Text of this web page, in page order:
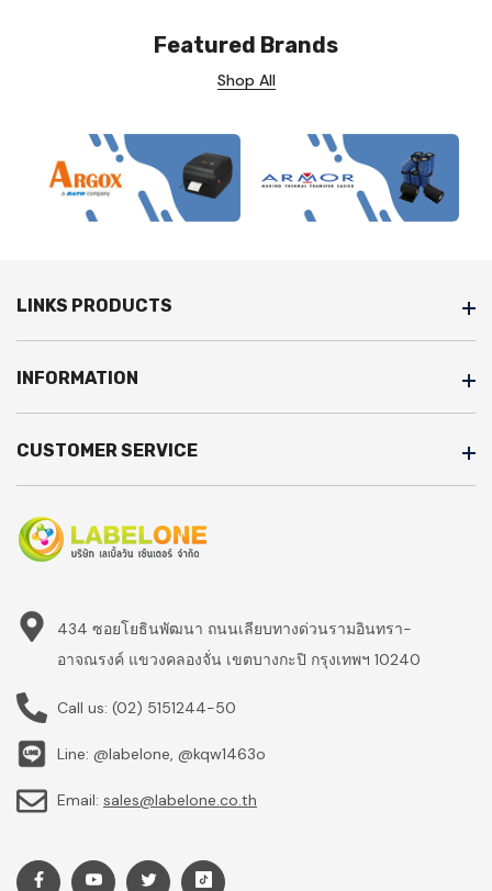
Featured Brands
Shop All
LINKS PRODUCTS
INFORMATION
CUSTOMER SERVICE
434 ซอยโยธินพัฒนา ถนนเลียบทางด่วนรามอินทรา-
อาจณรงค์ แขวงคลองจั่น เขตบางกะปิ กรุงเทพฯ 10240
Call us: (02) 5151244-50
Line: @labelone, @kqw1463o
Email: sales@labelone.co.th